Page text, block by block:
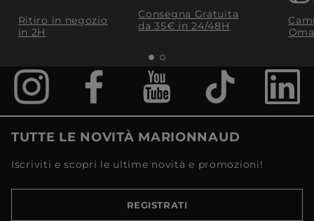
Ritiro in negozio
in 2H
Consegna Gratuita
da 35€​ in 24/48H
TUTTE LE NOVITÀ MARIONNAUD
Iscriviti e scopri le ultime novità e promozioni!
REGISTRATI